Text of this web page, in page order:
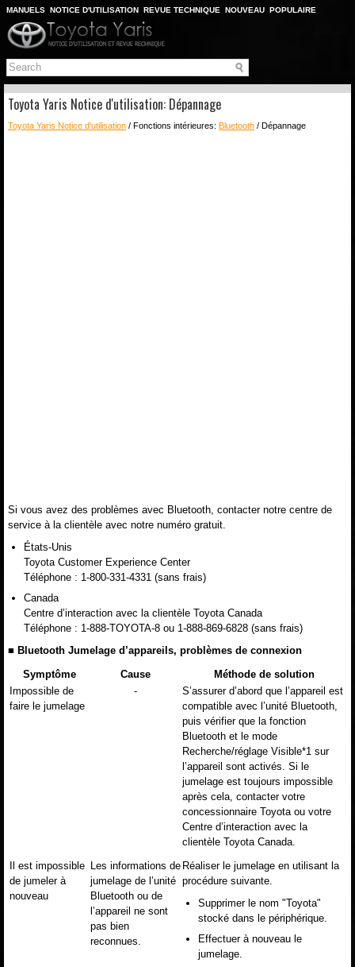
MANUELS NOTICE D'UTILISATION REVUE TECHNIQUE NOUVEAU POPULAIRE
PLAN DU SITE
CHERCHER
Toyota Yaris Notice d'utilisation: Dépannage
Toyota Yaris Notice d'utilisation / Fonctions intérieures: Bluetooth / Dépannage
Si vous avez des problèmes avec Bluetooth, contacter notre centre de
service à la clientèle avec notre numéro gratuit.
États-Unis
Toyota Customer Experience Center
Téléphone : 1-800-331-4331 (sans frais)
Canada
Centre d’interaction avec la clientèle Toyota Canada
Téléphone : 1-888-TOYOTA-8 ou 1-888-869-6828 (sans frais)
■ Bluetooth Jumelage d’appareils, problèmes de connexion
Symptôme
Cause
Méthode de solution
Impossible de
faire le jumelage
-
S’assurer d’abord que l’appareil est
compatible avec l’unité Bluetooth,
puis vérifier que la fonction
Bluetooth et le mode
Recherche/réglage Visible*1 sur
l’appareil sont activés. Si le
jumelage est toujours impossible
après cela, contacter votre
concessionnaire Toyota ou votre
Centre d’interaction avec la
clientèle Toyota Canada.
Il est impossible
de jumeler à
nouveau
Les informations de
jumelage de l’unité
Bluetooth ou de
l’appareil ne sont
pas bien
reconnues.
Réaliser le jumelage en utilisant la
procédure suivante.
Supprimer le nom "Toyota"
stocké dans le périphérique.
Effectuer à nouveau le
jumelage.